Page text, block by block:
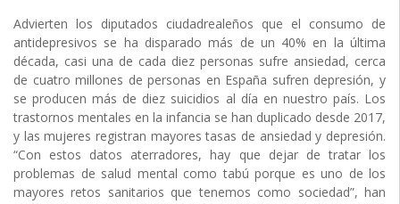
Advierten los diputados ciudadrealeños que el consumo de
antidepresivos se ha disparado más de un 40% en la última
década, casi una de cada diez personas sufre ansiedad, cerca
de cuatro millones de personas en España sufren depresión, y
se producen más de diez suicidios al día en nuestro país. Los
trastornos mentales en la infancia se han duplicado desde 2017,
y las mujeres registran mayores tasas de ansiedad y depresión.
“Con estos datos aterradores, hay que dejar de tratar los
problemas de salud mental como tabú porque es uno de los
mayores retos sanitarios que tenemos como sociedad”, han